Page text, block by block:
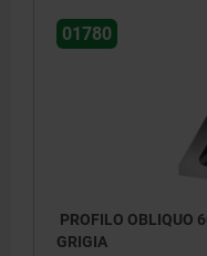
Superfici lavorate:
Superfici non
Tolleranze
da 201 mm a 590
01780
PROFILO OBLIQUO
GRIGIA